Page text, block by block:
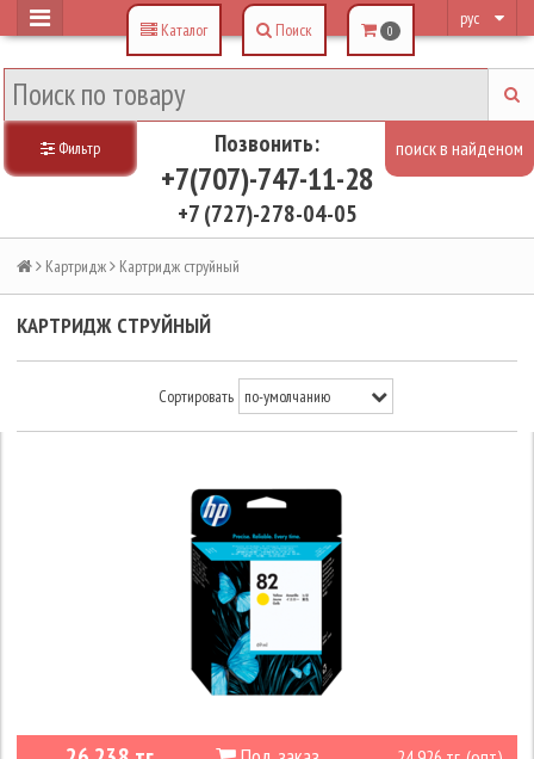
рус
Позвонить:
+7(707)-747-11-28
+7 (727)-278-04-05
Каталог Поиск 0
Картридж Картридж струйный
КАРТРИДЖ СТРУЙНЫЙ
Сортировать
Фильтр